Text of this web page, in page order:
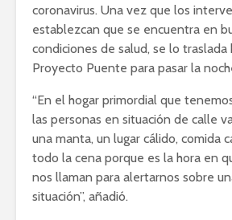
coronavirus. Una vez que los
establezcan que se encuentra en
condiciones de salud, se lo
Proyecto Puente para pasar la
“En el hogar primordial que
las personas en situación de calle
una manta, un lugar cálido, comida
todo la cena porque es la hora en
nos llaman para alertarnos sobre
situación”, añadió.